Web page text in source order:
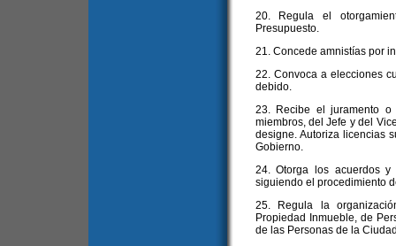
20. Regula el
Presupuesto.
21. Concede amnistías por
22. Convoca a elecciones
debido.
23. Recibe el juramento
miembros, del Jefe y del
designe. Autoriza licencias
Gobierno.
24. Otorga los acuerdos y
siguiendo el procedimiento
25. Regula la
Propiedad Inmueble, de
de las Personas de la